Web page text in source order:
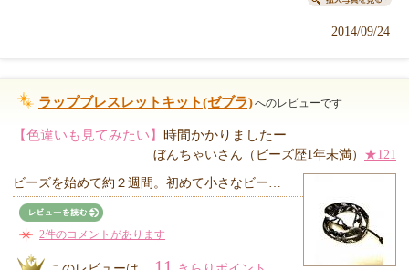
2014/09/24
ラップブレスレットキット(ゼブラ)へのレビューです
【色違いも見てみたい】 時間かかりましたー
ぼんちゃいさん（ビーズ歴1年未満） ★121
ビーズを始めて約２週間。初めて小さなビー…
2件のコメントがあります